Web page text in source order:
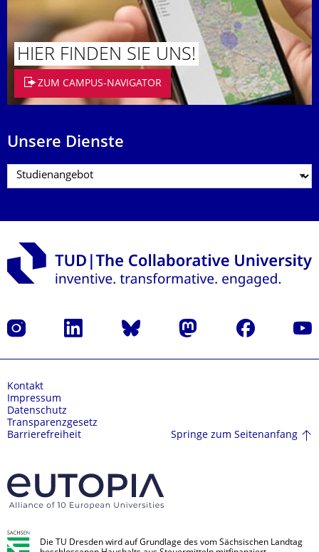
HIER FINDEN SIE UNS!
ZUM CAMPUS-NAVIGATOR
Unsere Dienste
Instagram LinkedIn Bluesky Mastodon Facebook
Kontakt
Impressum
Datenschutz
Transparenzgesetz
Barrierefreiheit
Springe zum Seitenanfang
Die TU Dresden wird auf Grundlage des vom Sächsischen Landtag